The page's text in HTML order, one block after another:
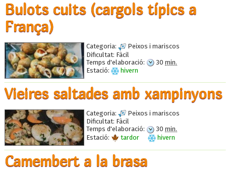
Bulots cuits (cargols típics a
França)
Categoria:
Peixos i mariscos
Dificultat: Fàcil
Temps d'elaboració:
30 min.
Estació:
hivern
Vieires saltades amb xampinyons
Categoria:
Peixos i mariscos
Dificultat: Fàcil
Temps d'elaboració:
30 min.
Estació:
tardor hivern
Camembert a la brasa